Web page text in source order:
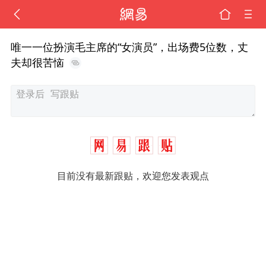
唯一一位扮演毛主席的“女演员”，出场费5位数，丈
夫却很苦恼
目前没有最新跟贴，欢迎您发表观点